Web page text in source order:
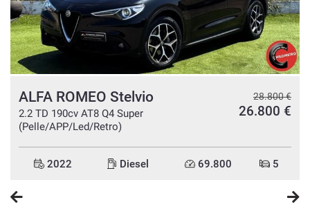
ALFA ROMEO Stelvio
2.2 TD 190cv AT8 Q4 Super
(Pelle/APP/Led/Retro)
28.800 €
26.800 €
2022 Diesel 69.800 5